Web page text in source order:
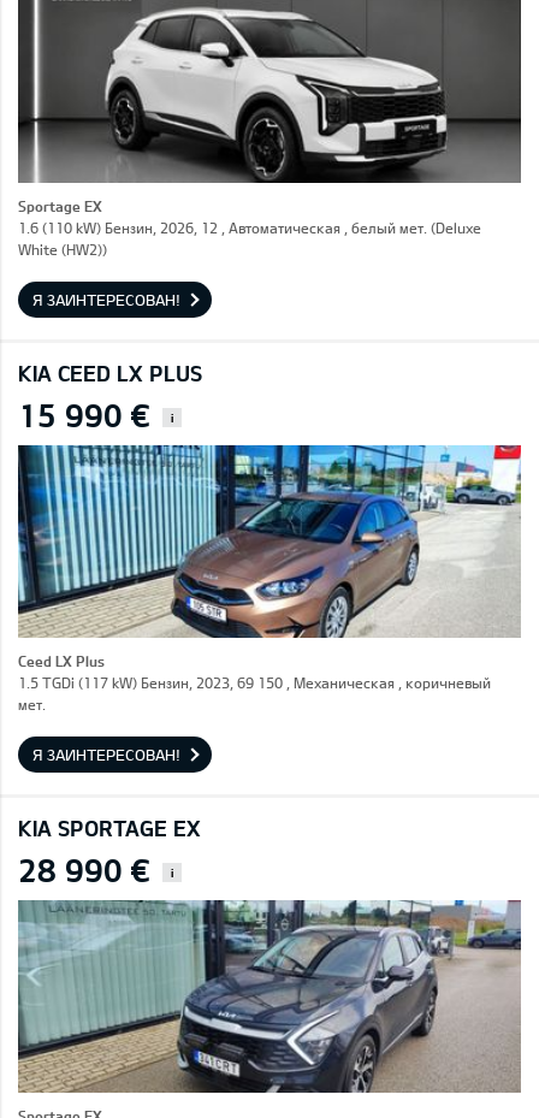
Sportage EX
1.6 (110 kW) Бензин, 2026, 12 , Автоматическая , белый мет. (Deluxe
White (HW2))
Я ЗАИНТЕРЕСОВАН!
KIA CEED LX PLUS
15 990 € i
Ceed LX Plus
1.5 TGDi (117 kW) Бензин, 2023, 69 150 , Механическая , коричневый
мет.
Я ЗАИНТЕРЕСОВАН!
KIA SPORTAGE EX
28 990 € i